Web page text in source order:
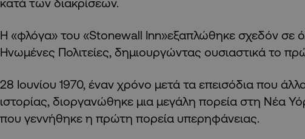
Η «φλόγα» του «Stonewall Inn»εξαπλώθηκε σχεδόν σε
Ηνωμένες Πολιτείες, δημιουργώντας ουσιαστικά το
28 Ιουνίου 1970, έναν χρόνο μετά τα επεισόδια που
ιστορίας, διοργανώθηκε μια μεγάλη πορεία στη Νέα
που γεννήθηκε η πρώτη πορεία υπερηφάνειας.